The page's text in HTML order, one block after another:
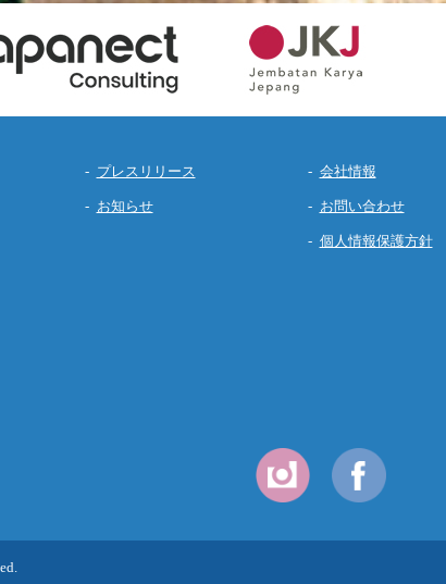
プレスリリース
お知らせ
会社情報
お問い合わせ
個人情報保護方針